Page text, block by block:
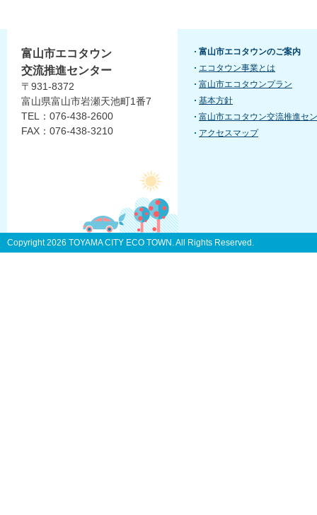
富山市エコタウン
交流推進センター
〒931-8372
富山県富山市岩瀬天池町1番7
TEL：076-438-2600
FAX：076-438-3210
富山市エコタウンのご案内
エコタウン事業とは
富山市エコタウンプラン
基本方針
富山市エコタウン交流推進セ
アクセスマップ
Copyright2026 TOYAMA CITY ECO TOWN. All Rights Reserved.